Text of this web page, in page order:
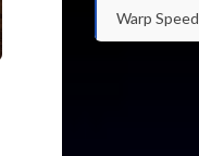
Warp Speed